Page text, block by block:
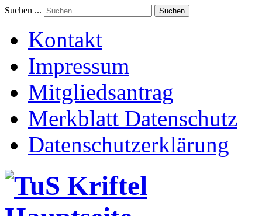
Suchen ... Suchen
Kontakt
Impressum
Mitgliedsantrag
Merkblatt Datenschutz
Datenschutzerklärung